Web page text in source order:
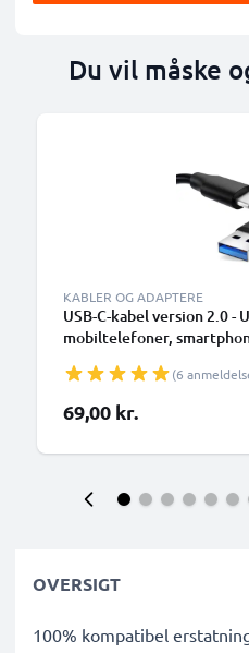
Du vil måske
KABLER OG ADAPTERE
USB-C-kabel version 2.0 -
mobiltelefoner,
Sony, GoPro) og mange
opladerkabel med USB
(6
69,00 kr.
OVERSIGT
100% kompatibel